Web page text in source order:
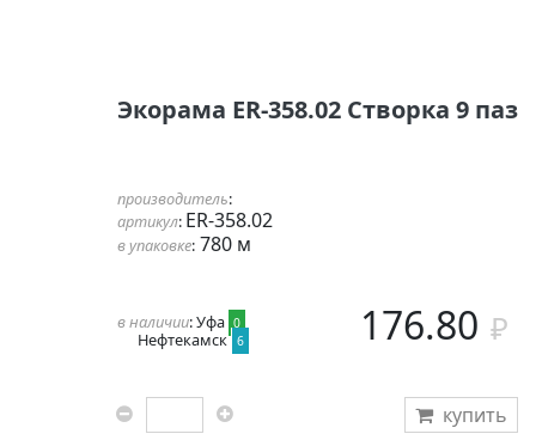
Экорама ER-358.02 Створка 9 паз
производитель:
артикул: ER-358.02
в упаковке: 780 м
в наличии: Уфа 0
Нефтекамск 6 176.80
купить